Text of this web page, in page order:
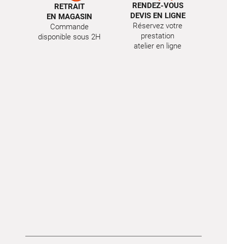
RETRAIT
EN MAGASIN
Commande
disponible sous 2H
RENDEZ-VOUS
DEVIS EN LIGNE
Réservez votre
prestation
atelier en ligne